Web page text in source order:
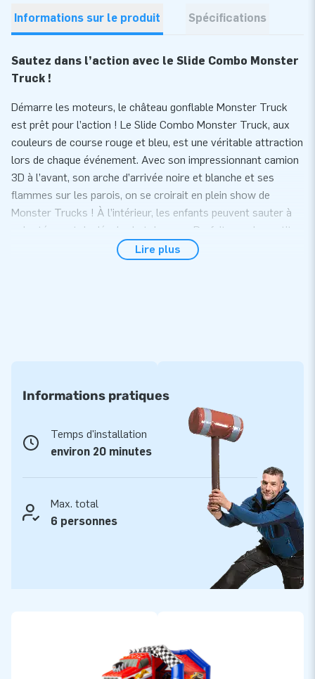
Informations sur le produit Spécifications
Sautez dans l’action avec le Slide Combo Monster
Truck !
Démarre les moteurs, le château gonflable Monster Truck
est prêt pour l’action ! Le Slide Combo Monster Truck, aux
couleurs de course rouge et bleu, est une véritable attraction
lors de chaque événement. Avec son impressionnant camion
3D à l’avant, son arche d’arrivée noire et blanche et ses
flammes sur les parois, on se croirait en plein show de
Monster Trucks ! À l’intérieur, les enfants peuvent sauter à
volonté avant de dévaler le toboggan. Parfait pour les petits
casse-cou et les fans de vitesse !
quelle place. Il se monte en un rien de temps avec un seul
souffleur et dispose d’un toit, permettant aux enfants de
continuer à jouer même en cas de petite pluie. Bien sûr, nous
le livrons en ensemble complet : souffleur, piquets, sac de
transport et manuel d’utilisation. Il ne te reste plus qu’à
Faites confiance à la qualité de JB Gonflables
Depuis plus de 20 ans, JB-Gonflables fait de chaque fête un
succès. Nos structures gonflables sont fabriquées avec des
matériaux solides, une finition soignée et une sécurité
optimale. Avec 5 ans de garantie, notre propre équipe de
Lire plus
Informations pratiques
Temps d'installation
environ 20 minutes
Max. total
6 personnes